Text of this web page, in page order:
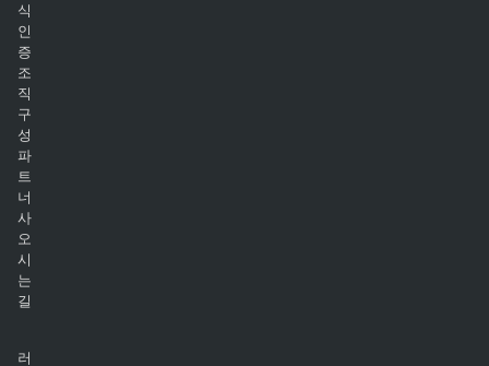
식
인
증
조
직
구
성
파
트
너
사
오
시
는
길
러